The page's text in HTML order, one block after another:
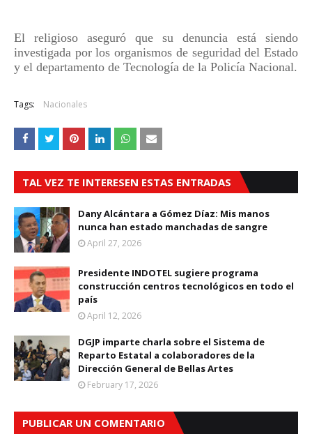
El religioso aseguró que su denuncia está siendo
investigada por los organismos de seguridad del Estado
y el departamento de Tecnología de la Policía Nacional.
Tags: Nacionales
TAL VEZ TE INTERESEN ESTAS ENTRADAS
Dany Alcántara a Gómez Díaz: Mis manos
nunca han estado manchadas de sangre
April 27, 2026
Presidente INDOTEL sugiere programa
construcción centros tecnológicos en todo el
país
April 12, 2026
DGJP imparte charla sobre el Sistema de
Reparto Estatal a colaboradores de la
Dirección General de Bellas Artes
February 17, 2026
PUBLICAR UN COMENTARIO